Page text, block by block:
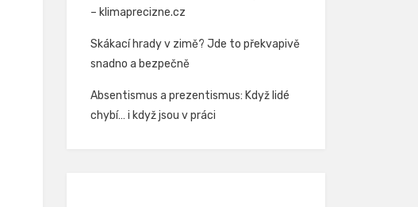
– klimaprecizne.cz
Skákací hrady v zimě? Jde to překvapivě
snadno a bezpečně
Absentismus a prezentismus: Když lidé
chybí… i když jsou v práci